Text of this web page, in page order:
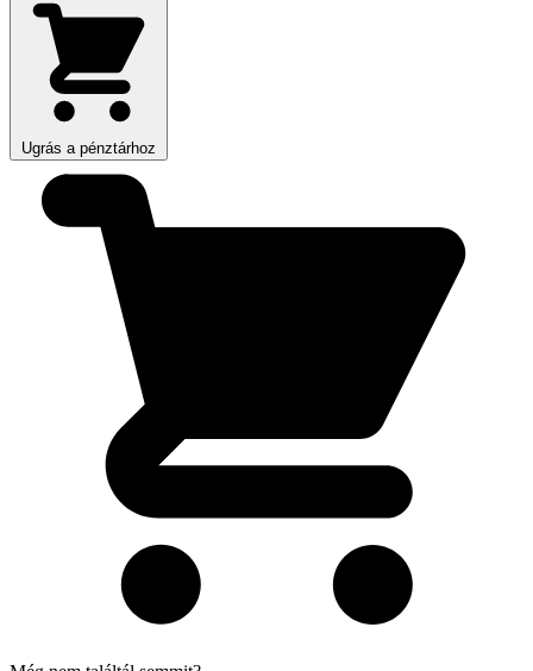
Ugrás a pénztárhoz